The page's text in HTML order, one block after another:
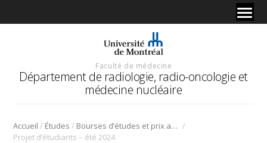
Faculté de médecine
Département de radiologie, radio-oncologie et
médecine nucléaire
Accueil / Études / Bourses d’études et prix au Département /
Projet d’étudiants – été 2024